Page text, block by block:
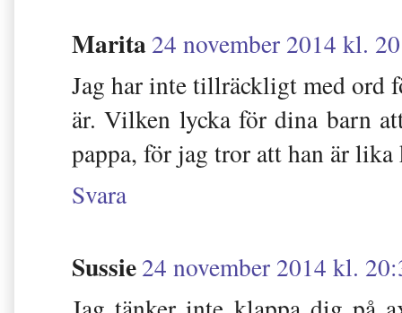
Marita24 november 2014 kl.
Jag har inte tillräckligt med ord
är. Vilken lycka för dina barn
pappa, för jag tror att han är
Svara
Sussie24 november 2014 kl.